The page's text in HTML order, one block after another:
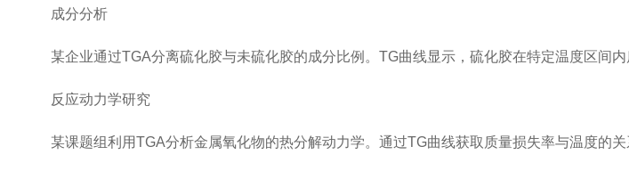
成分分析
某企业通过TGA分离硫化胶与未硫化胶的成分比例。TG曲线显示，硫化胶在特定温度区间内
反应动力学研究
某课题组利用TGA分析金属氧化物的热分解动力学。通过TG曲线获取质量损失率与温度的关